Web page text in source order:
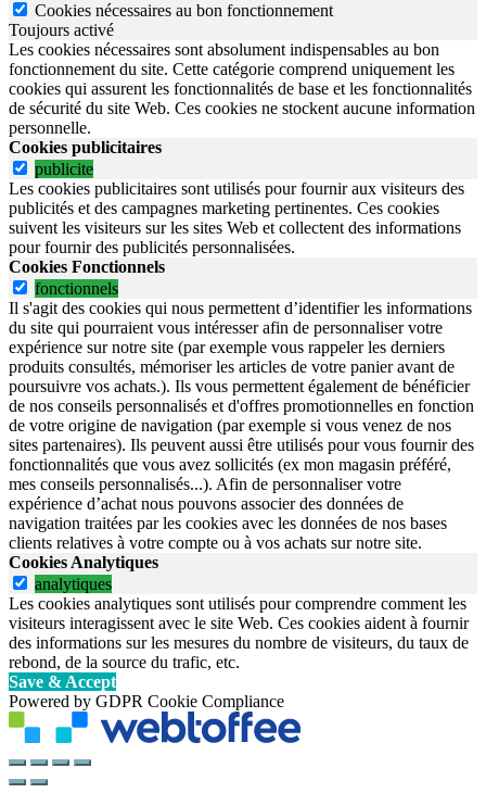
Cookies nécessaires au bon fonctionnement
Toujours activé
Les cookies nécessaires sont absolument indispensables au bon
fonctionnement du site. Cette catégorie comprend uniquement les
cookies qui assurent les fonctionnalités de base et les fonctionnalités
de sécurité du site Web. Ces cookies ne stockent aucune information
personnelle.
Cookies publicitaires
publicite
Les cookies publicitaires sont utilisés pour fournir aux visiteurs des
publicités et des campagnes marketing pertinentes. Ces cookies
suivent les visiteurs sur les sites Web et collectent des informations
pour fournir des publicités personnalisées.
Cookies Fonctionnels
fonctionnels
Il s'agit des cookies qui nous permettent d’identifier les informations
du site qui pourraient vous intéresser afin de personnaliser votre
expérience sur notre site (par exemple vous rappeler les derniers
produits consultés, mémoriser les articles de votre panier avant de
poursuivre vos achats.). Ils vous permettent également de bénéficier
de nos conseils personnalisés et d'offres promotionnelles en fonction
de votre origine de navigation (par exemple si vous venez de nos
sites partenaires). Ils peuvent aussi être utilisés pour vous fournir des
fonctionnalités que vous avez sollicités (ex mon magasin préféré,
mes conseils personnalisés...). Afin de personnaliser votre
expérience d’achat nous pouvons associer des données de
navigation traitées par les cookies avec les données de nos bases
clients relatives à votre compte ou à vos achats sur notre site.
Cookies Analytiques
analytiques
Les cookies analytiques sont utilisés pour comprendre comment les
visiteurs interagissent avec le site Web. Ces cookies aident à fournir
des informations sur les mesures du nombre de visiteurs, du taux de
rebond, de la source du trafic, etc.
Save & Accept
Powered by GDPR Cookie Compliance